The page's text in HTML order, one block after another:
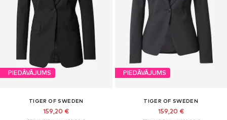
PIEDĀVĀJUMS
TIGER OF SWEDEN
159,20 €
PIEDĀVĀJUMS
TIGER OF SWEDEN
159,20 €